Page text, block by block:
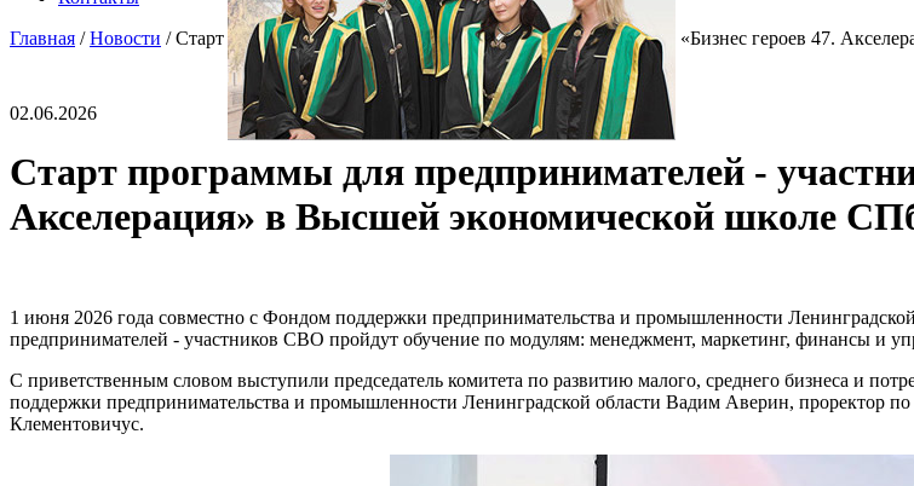
Главная /Новости /Старт программы для предпринимателей - участников СВО «Бизнес героев 47.
02.06.2026
Старт программы для предпринимателей -
Акселерация» в Высшей экономической школе
1 июня 2026 года совместно с Фондом поддержки предпринимательства и промышленности
предпринимателей - участников СВО пройдут обучение по модулям: менеджмент, маркетинг, финансы и
С приветственным словом выступили председатель комитета по развитию малого, среднего бизнеса и
поддержки предпринимательства и промышленности Ленинградской области Вадим Аверин,
Клементовичус.